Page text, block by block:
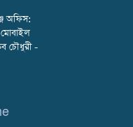
অফিস:
মোবাইল
চৌধুরী -